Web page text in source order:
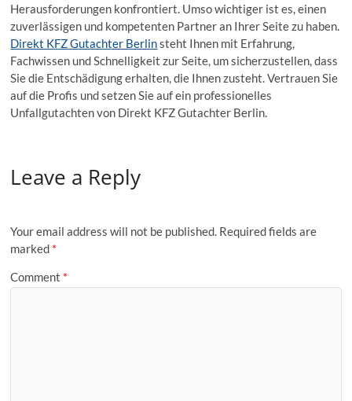
Herausforderungen konfrontiert. Umso wichtiger ist es, einen
zuverlässigen und kompetenten Partner an Ihrer Seite zu haben.
Direkt KFZ Gutachter Berlinsteht Ihnen mit Erfahrung,
Fachwissen und Schnelligkeit zur Seite, um sicherzustellen, dass
Sie die Entschädigung erhalten, die Ihnen zusteht. Vertrauen Sie
auf die Profis und setzen Sie auf ein professionelles
Unfallgutachten von Direkt KFZ Gutachter Berlin.
Leave a Reply
Your email address will not be published. Required fields are
marked *
Comment *